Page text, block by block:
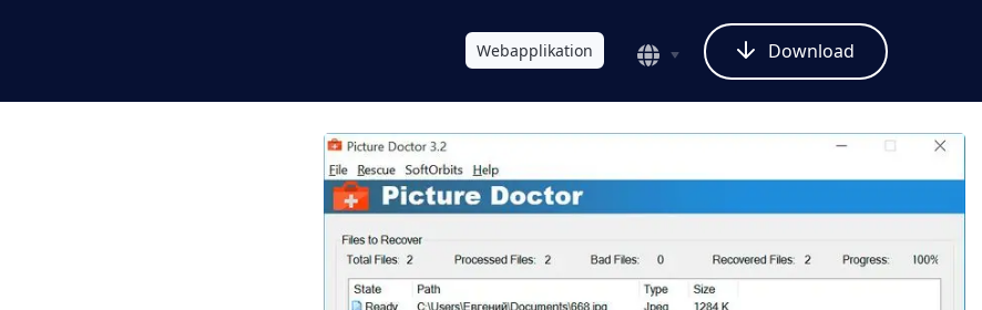
Download
Webapplikation